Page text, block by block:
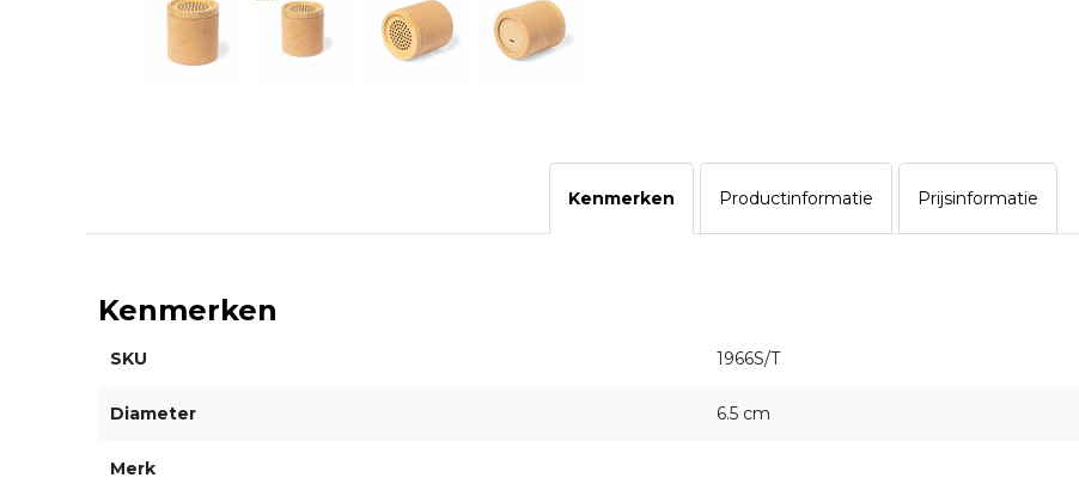
Kenmerken Productinformatie Prijsinformatie
Kenmerken
SKU 1966S/T
Diameter 6.5 cm
Merk